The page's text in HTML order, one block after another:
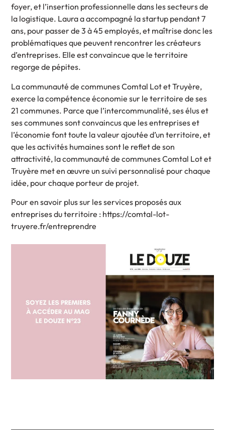
foyer, et l’insertion professionnelle dans les secteurs de
la logistique. Laura a accompagné la startup pendant 7
ans, pour passer de 3 à 45 employés, et maîtrise donc les
problématiques que peuvent rencontrer les créateurs
d’entreprises. Elle est convaincue que le territoire
regorge de pépites.
La communauté de communes Comtal Lot et Truyère,
exerce la compétence économie sur le territoire de ses
21 communes. Parce que l’intercommunalité, ses élus et
ses communes sont convaincus que les entreprises et
l’économie font toute la valeur ajoutée d’un territoire, et
que les activités humaines sont le reflet de son
attractivité, la communauté de communes Comtal Lot et
Truyère met en œuvre un suivi personnalisé pour chaque
idée, pour chaque porteur de projet.
Pour en savoir plus sur les services proposés aux
entreprises du territoire : https://comtal-lot-
truyere.fr/entreprendre